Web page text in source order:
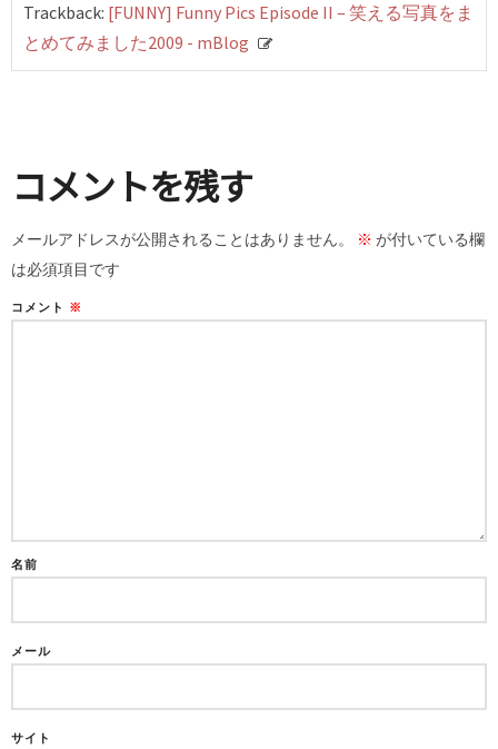
Trackback: [FUNNY] Funny Pics Episode II – 笑える写真をま
とめてみました2009 - mBlog
コメントを残す
メールアドレスが公開されることはありません。 ※ が付いている欄
は必須項目です
コメント ※
名前
メール
サイト